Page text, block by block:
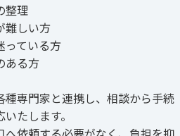
整理
難しい方
っている方
ある方
専門家と連携し、相談から手続
たします。